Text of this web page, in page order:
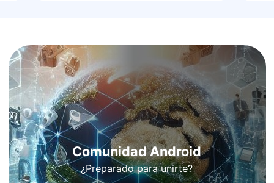
Comunidad Android
¿Preparado para unirte?